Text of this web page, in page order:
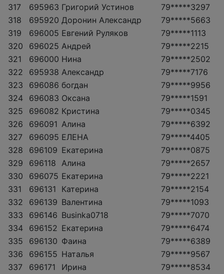
317
695963 Григорий Устинов
79*****3297
318
695920 Доронин Александр
79*****5663
319
696005 Евгений Руляков
79*****1113
320
696025 Андрей
79*****2215
321
696000 Нина
79*****2502
322
695938 Александр
79*****7176
323
696086 богдан
79*****9956
324
696083 Оксана
79*****1591
325
696082 Кристина
79*****0345
326
696091 Алина
79*****6392
327
696095 ЕЛЕНА
79*****4405
328
696109 Екатерина
79*****0875
329
696118 Алина
79*****2657
330
696075 Екатерина
79*****2221
331
696131 Катерина
79*****2154
332
696139 Валентина
79*****1093
333
696146 Businka0718
79*****7070
334
696152 Екатерина
79*****6474
335
696130 Фаина
79*****6389
336
696155 Наталья
79*****9567
337
696171 Ирина
79*****8534